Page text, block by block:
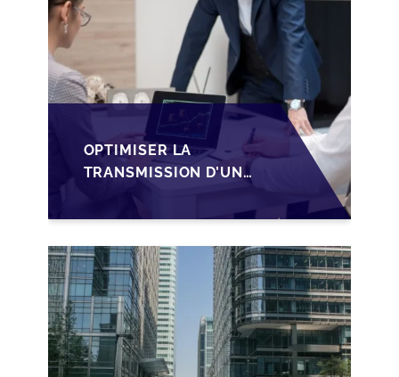
OPTIMISER LA
TRANSMISSION D’UNE
LUXEMBOURGEOISE
STRUCTURATION
SOPARFI